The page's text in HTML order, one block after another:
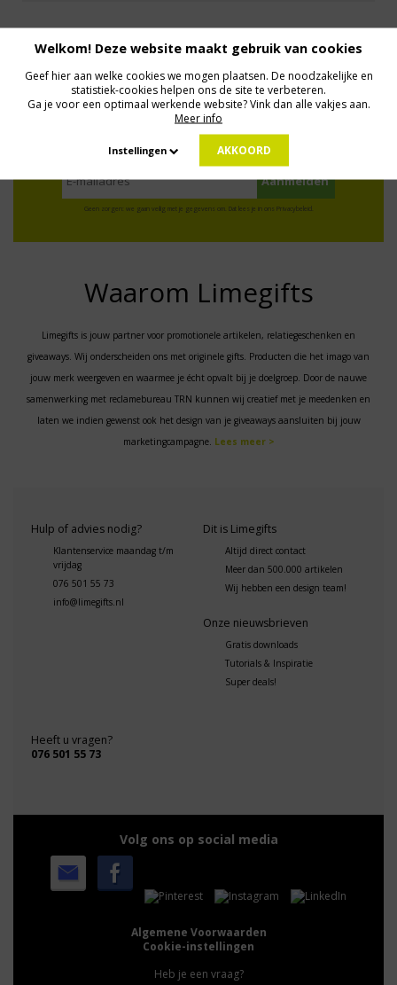
Al 15 jaar de meest orginele Giveaways Direct Contact
We know logistics Op maat gemaakt Meer dan 500.000 artikelen
MELD JE AAN VOOR ONZE NIEUWSBRIEF
Profiteer van deals en een dosis inspiratie!
Geen zorgen: we gaan veilig met je gegevens om. Dat lees je in ons Privacybeleid.
Waarom Limegifts
Limegifts is jouw partner voor promotionele artikelen, relatiegeschenken en
giveaways. Wij onderscheiden ons met originele gifts. Producten die het imago van
jouw merk weergeven en waarmee je écht opvalt bij je doelgroep. Door de nauwe
samenwerking met reclamebureau TRN kunnen wij creatief met je meedenken en
laten we indien gewenst ook het design van je giveaways aansluiten bij jouw
marketingcampagne. Lees meer >
Hulp of advies nodig?
Klantenservice maandag t/m
vrijdag
076 501 55 73
info@limegifts.nl
Dit is Limegifts
Altijd direct contact
Meer dan 500.000 artikelen
Wij hebben een design team!
Onze nieuwsbrieven
Gratis downloads
Tutorials & Inspiratie
Super deals!
Heeft u vragen?
076 501 55 73
Volg ons op social media
Algemene Voorwaarden
Cookie-instellingen
Heb je een vraag?
Welkom! Deze website maakt gebruik van cookies
Geef hier aan welke cookies we mogen plaatsen. De noodzakelijke en
statistiek-cookies helpen ons de site te verbeteren.
Ga je voor een optimaal werkende website? Vink dan alle vakjes aan.
Meer info
Instellingen AKKOORD